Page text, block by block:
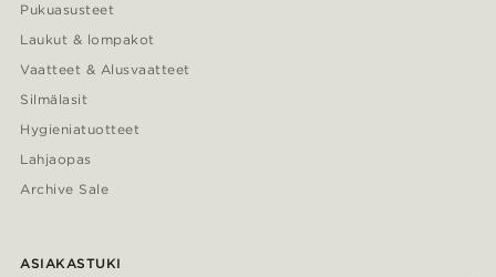
Pukuasusteet
Laukut & lompakot
Vaatteet & Alusvaatteet
Silmälasit
Hygieniatuotteet
Lahjaopas
Archive Sale
ASIAKASTUKI